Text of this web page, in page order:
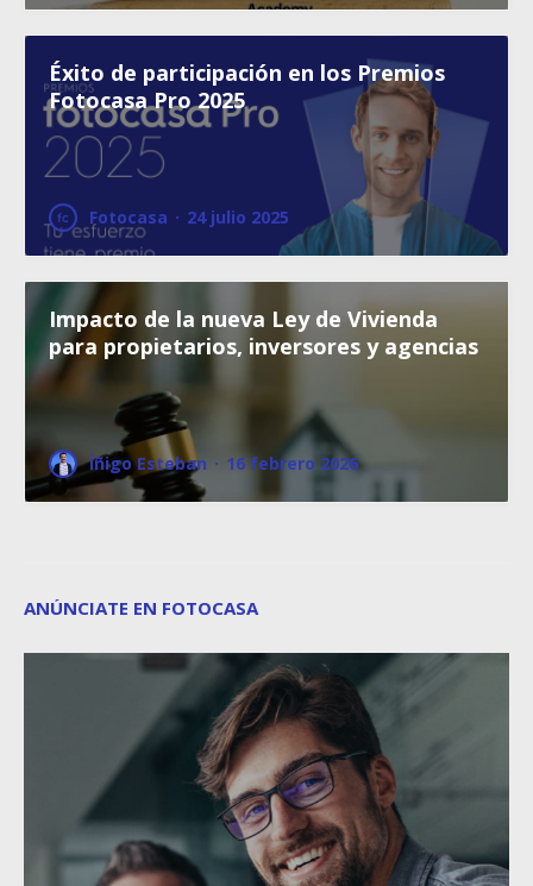
Éxito de participación en los Premios
Fotocasa Pro 2025
Fotocasa · 24 julio 2025
Impacto de la nueva Ley de Vivienda
para propietarios, inversores y agencias
Íñigo Esteban · 16 febrero 2026
ANÚNCIATE EN FOTOCASA